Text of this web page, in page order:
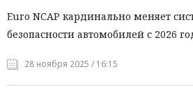
Euro NCAP кардинально меняет
безопасности автомобилей с 2026
28 ноября 2025 / 16:15